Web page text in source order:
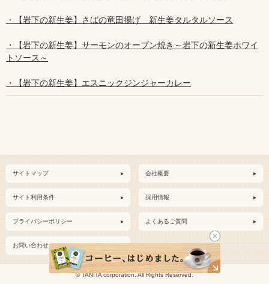
・【岩下の新生姜】さばの竜田揚げ 新生姜タルタルソース
・【岩下の新生姜】サーモンのオーブン焼き～岩下の新生姜ホワイ
トソース～
・【岩下の新生姜】エスニックジンジャーカレー
サイトマップ 会社概要
サイト利用条件 採用情報
プライバシーポリシー よくあるご質問
お問い合わせ
© TANITA corporation. All Rights Reserved.